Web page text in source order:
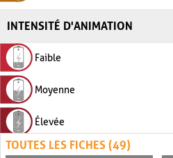
INTENSITÉ D'ANIMATION
Faible
Moyenne
Élevée
TOUTES LES FICHES (49)